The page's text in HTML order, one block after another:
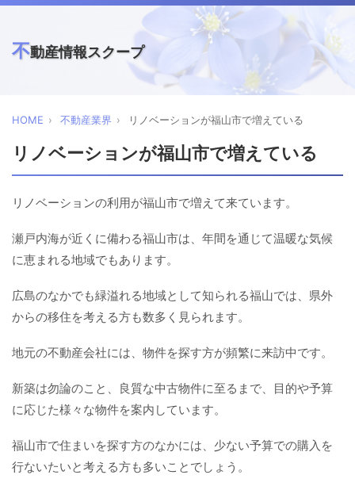
不動産情報スクープ
HOME 不動産業界 リノベーションが福山市で増えている
リノベーションが福山市で増えている
リノベーションの利用が福山市で増えて来ています。
瀬戸内海が近くに備わる福山市は、年間を通じて温暖な気候
に恵まれる地域でもあります。
広島のなかでも緑溢れる地域として知られる福山では、県外
からの移住を考える方も数多く見られます。
地元の不動産会社には、物件を探す方が頻繁に来訪中です。
新築は勿論のこと、良質な中古物件に至るまで、目的や予算
に応じた様々な物件を案内しています。
福山市で住まいを探す方のなかには、少ない予算での購入を
行ないたいと考える方も多いことでしょう。